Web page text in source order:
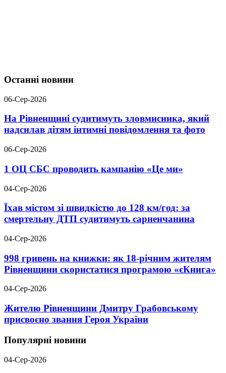
Останні новини
06-Сер-2026
На Рівненщині судитимуть зловмисника, який
надсилав дітям інтимні повідомлення та фото
06-Сер-2026
1 ОЦ СБС проводить кампанію «Це ми»
04-Сер-2026
Їхав містом зі швидкістю до 128 км/год: за
смертельну ДТП судитимуть сарненчанина
04-Сер-2026
998 гривень на книжки: як 18-річним жителям
Рівненщини скористатися програмою «єКнига»
04-Сер-2026
Жителю Рівненщини Дмитру Грабовському
присвоєно звання Героя України
Популярні новини
04-Сер-2026